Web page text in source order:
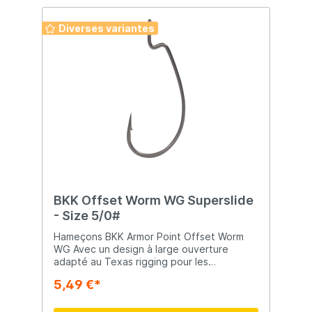
forgé en acier hyper carbone (HCS), ce qui
le rend plus fort que les hameçons en acier
au carbone conventionnel.
Diverses variantes
BKK Offset Worm WG Superslide
- Size 5/0#
Hameçons BKK Armor Point Offset Worm
WG Avec un design à large ouverture
adapté au Texas rigging pour les
hameçons BKK Armor Point Offset Worm
5,49 €*